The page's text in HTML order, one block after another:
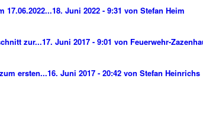
17.06.2022...18. Juni 2022 - 9:31 von Stefan Heim
zur...17. Juni 2017 - 9:01 von Feuerwehr-
ersten...16. Juni 2017 - 20:42 von Stefan Heinrichs